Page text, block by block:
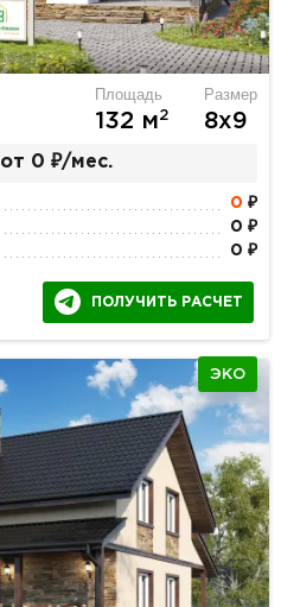
Площадь
132 м2
Размер
8х9
от 0 ₽/мес.
0 ₽
0 ₽
0 ₽
ПОЛУЧИТЬ РАСЧЕТ
ЭКО